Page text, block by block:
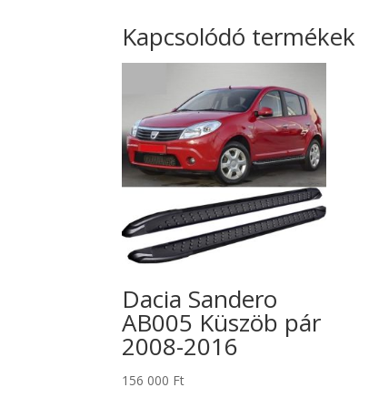
Kapcsolódó termékek
Dacia Sandero
AB005 Küszöb pár
2008-2016
156 000 Ft